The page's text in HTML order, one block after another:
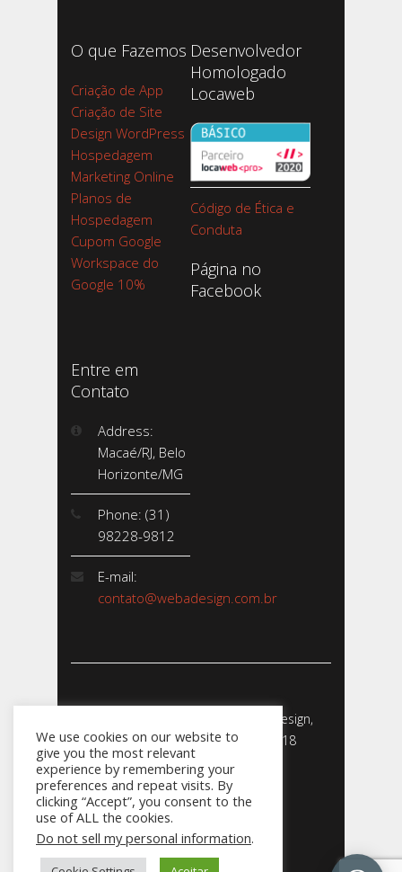
O que Fazemos
Criação de App
Criação de Site
Design WordPress
Hospedagem
Marketing Online
Planos de
Hospedagem
Cupom Google
Workspace do
Google 10%
Desenvolvedor
Homologado
Locaweb
Código de Ética e
Conduta
Página no
Facebook
Entre em
Contato
Address:
Macaé/RJ, Belo
Horizonte/MG
Phone: (31)
98228-9812
E-mail:
contato@webadesign.com.br
Webadesign - Empresa de Webdesign,
Desenvolvimento de Sites - 2018
CNPJ: 23.856.204/0001-­24
031
We use cookies on our website to
give you the most relevant
experience by remembering your
preferences and repeat visits. By
clicking “Accept”, you consent to the
use of ALL the cookies.
Do not sell my personal information.